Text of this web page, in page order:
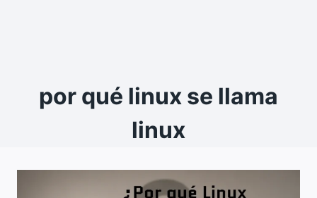
por qué linux se llama
linux